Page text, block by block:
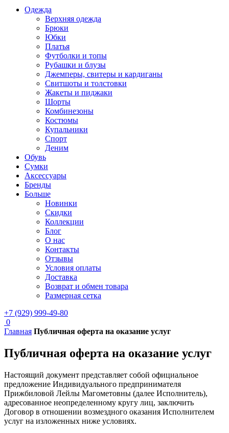
Одежда
Верхняя одежда
Брюки
Юбки
Платья
Футболки и топы
Рубашки и блузы
Джемперы, свитеры и кардиганы
Свитшоты и толстовки
Жакеты и пиджаки
Шорты
Комбинезоны
Костюмы
Купальники
Спорт
Деним
Обувь
Сумки
Аксессуары
Бренды
Больше
Новинки
Скидки
Коллекции
Блог
О нас
Контакты
Отзывы
Условия оплаты
Доставка
Возврат и обмен товара
Размерная сетка
+7 (929) 999-49-80
0
Главная Публичная оферта на оказание услуг
Публичная оферта на оказание услуг
Настоящий документ представляет собой официальное
предложение Индивидуального предпринимателя
Прижбиловой Лейлы Магометовны (далее Исполнитель),
адресованное неопределенному кругу лиц, заключить
Договор в отношении возмездного оказания Исполнителем
услуг на изложенных ниже условиях.